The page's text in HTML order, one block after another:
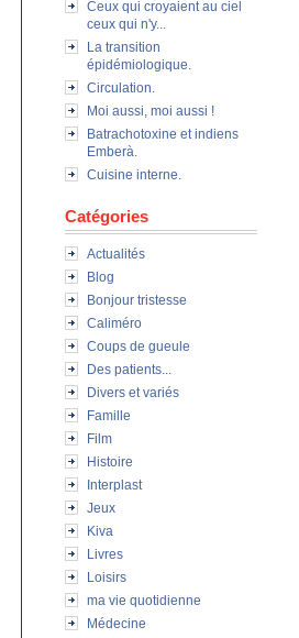
Ceux qui croyaient au ciel
ceux qui n'y...
La transition
épidémiologique.
Circulation.
Moi aussi, moi aussi !
Batrachotoxine et indiens
Emberà.
Cuisine interne.
Catégories
Actualités
Blog
Bonjour tristesse
Caliméro
Coups de gueule
Des patients...
Divers et variés
Famille
Film
Histoire
Interplast
Jeux
Kiva
Livres
Loisirs
ma vie quotidienne
Médecine